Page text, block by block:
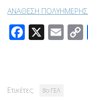
ΑΝΑΘΕΣΗ
X
Ετικέτες: 8ο ΓΕΛ